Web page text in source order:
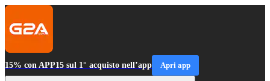
15% con APP15 sul 1° acquisto nell’app Apri app